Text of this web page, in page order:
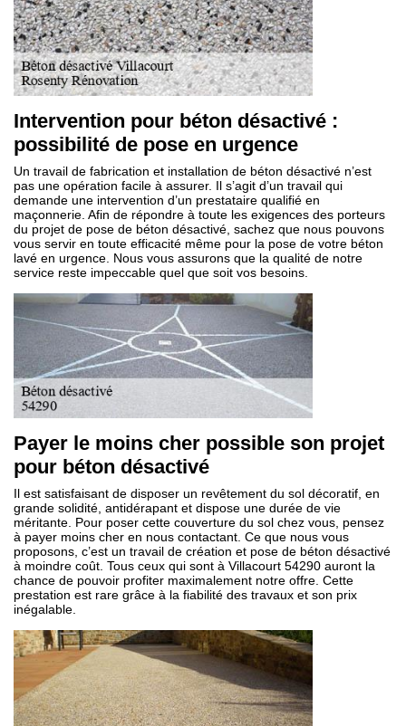
Intervention pour béton désactivé :
possibilité de pose en urgence
Un travail de fabrication et installation de béton désactivé n’est
pas une opération facile à assurer. Il s’agit d’un travail qui
demande une intervention d’un prestataire qualifié en
maçonnerie. Afin de répondre à toute les exigences des porteurs
du projet de pose de béton désactivé, sachez que nous pouvons
vous servir en toute efficacité même pour la pose de votre béton
lavé en urgence. Nous vous assurons que la qualité de notre
service reste impeccable quel que soit vos besoins.
Payer le moins cher possible son projet
pour béton désactivé
Il est satisfaisant de disposer un revêtement du sol décoratif, en
grande solidité, antidérapant et dispose une durée de vie
méritante. Pour poser cette couverture du sol chez vous, pensez
à payer moins cher en nous contactant. Ce que nous vous
proposons, c’est un travail de création et pose de béton désactivé
à moindre coût. Tous ceux qui sont à Villacourt 54290 auront la
chance de pouvoir profiter maximalement notre offre. Cette
prestation est rare grâce à la fiabilité des travaux et son prix
inégalable.